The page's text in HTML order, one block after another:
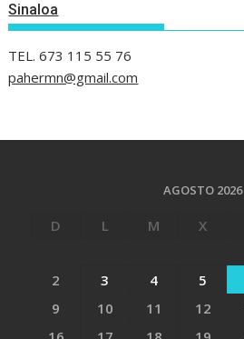
Sinaloa
TEL. 673 115 55 76
pahermn@gmail.com
AGOSTO 2026
D L M X
2
3 4 5
9
10 11 12